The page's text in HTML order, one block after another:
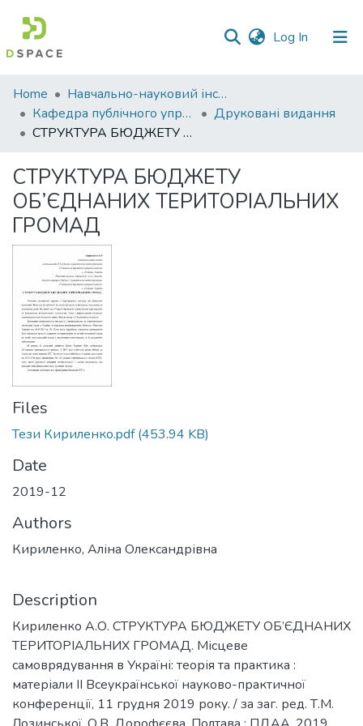
Log In (current)
Communities
&
Collections
Statistics
Home
Навчально-науковий інститут економіки, управління, права та інформаційних технологій
Кафедра публічного управління та адміністрування
Друковані видання
СТРУКТУРА БЮДЖЕТУ ОБ’ЄДНАНИХ ТЕРИТОРІАЛЬНИХ ГРОМАД
СТРУКТУРА БЮДЖЕТУ
ОБ’ЄДНАНИХ ТЕРИТОРІАЛЬНИХ
ГРОМАД
Files
Тези Кириленко.pdf(453.94 KB)
Date
2019-12
Authors
Кириленко, Аліна Олександрівна
Description
Кириленко А.О. СТРУКТУРА БЮДЖЕТУ ОБ’ЄДНАНИХ
ТЕРИТОРІАЛЬНИХ ГРОМАД. Місцеве
самоврядування в Україні: теорія та практика :
матеріали ІІ Всеукраїнської науково-практичної
конференції, 11 грудня 2019 року. / за заг. ред. Т.М.